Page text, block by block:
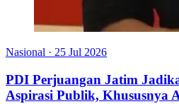
Nasional · 25 Jul 2026
PDI Perjuangan Jatim
Aspirasi Publik, Khususnya